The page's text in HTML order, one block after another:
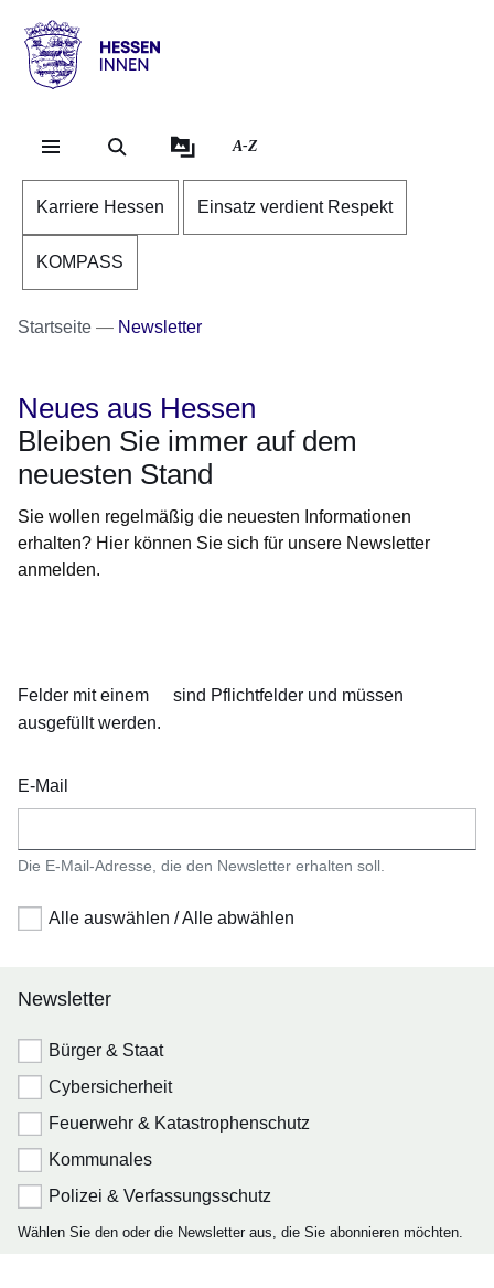
Hessen
Innen
A-Z
Karriere Hessen Einsatz verdient Respekt
KOMPASS
Startseite Newsletter
Neues aus Hessen
Bleiben Sie immer auf dem
neuesten Stand
Sie wollen regelmäßig die neuesten Informationen
erhalten? Hier können Sie sich für unsere Newsletter
anmelden.
Felder mit einem
sind Pflichtfelder und müssen
ausgefüllt werden.
E-Mail
Die E-Mail-Adresse, die den Newsletter erhalten soll.
Alle auswählen / Alle abwählen
Newsletter
Bürger & Staat
Cybersicherheit
Feuerwehr & Katastrophenschutz
Kommunales
Polizei & Verfassungsschutz
Wählen Sie den oder die Newsletter aus, die Sie abonnieren möchten.